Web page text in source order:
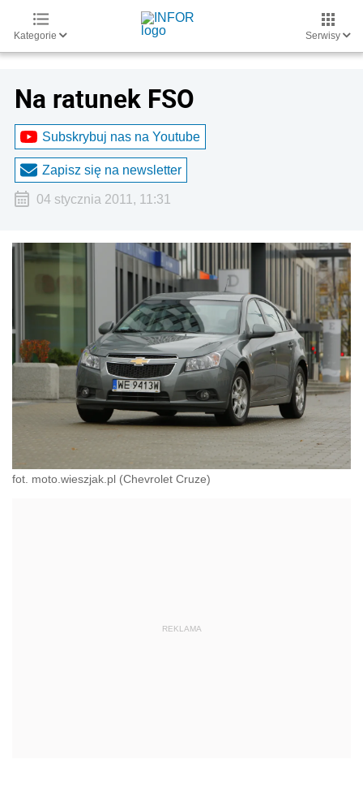
Kategorie Serwisy
Na ratunek FSO
Subskrybuj nas na Youtube
Zapisz się na newsletter
04 stycznia 2011, 11:31
fot. moto.wieszjak.pl (Chevrolet Cruze)